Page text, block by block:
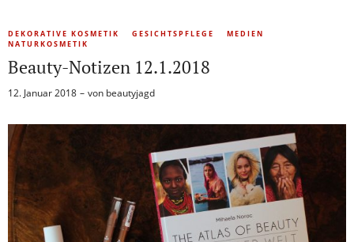
DEKORATIVE KOSMETIK GESICHTSPFLEGE
MEDIEN
NATURKOSMETIK
Beauty-Notizen 12.1.2018
12. Januar 2018 von beautyjagd